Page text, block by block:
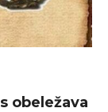
obeležava